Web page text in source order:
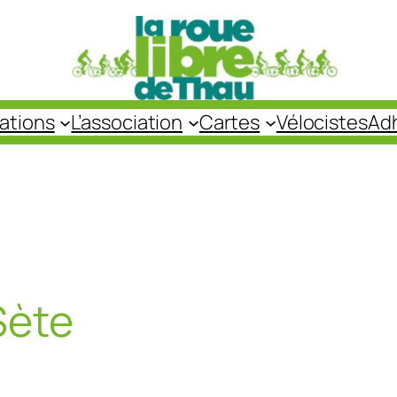
L’association Cartes Vélocistes